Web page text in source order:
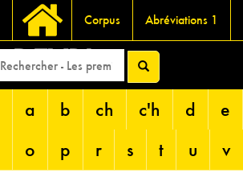
Corpus Abréviations 1
DEVRI
a b ch c'h d
e
o
p r s t u v